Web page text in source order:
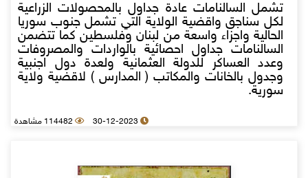
تشمل السالنامات عادة جداول بالمحصولات الزراعية
لكل سناجق واقضية الولاية التي تشمل جنوب سوريا
الحالية واجزاء واسعة من لبنان وفلسطين كما تتضمن
السالنامات جداول احصائية بالواردات والمصروفات
وعدد العساكر للدولة العثمانية ولعدة دول اجنبية
وجدول بالخانات والمكاتب ( المدارس ) لاقضية ولاية
سورية.
30-12-2023 114482 مشاهدة